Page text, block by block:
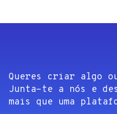
Queres criar algo
Junta-te a nós e
mais que uma